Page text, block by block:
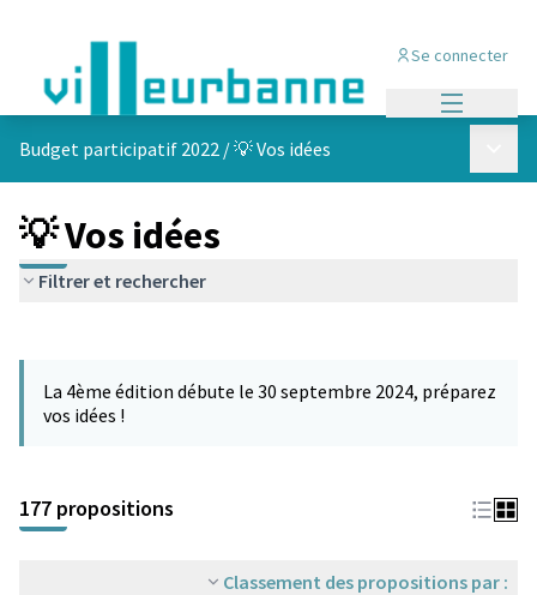
Se connecter
Budget participatif 2022 /💡 Vos idées
💡 Vos idées
Filtrer et rechercher
−
La 4ème édition débute le 30 septembre 2024, préparez
vos idées !
177 propositions
Classement des propositions par :